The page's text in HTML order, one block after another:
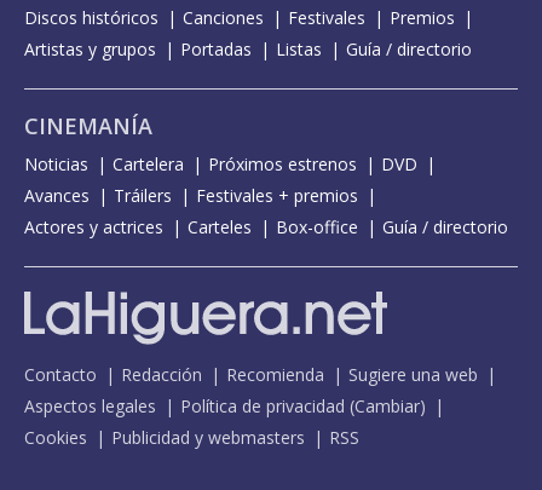
Discos históricos
Canciones Festivales
Premios
Artistas y grupos
Portadas Listas Guía / directorio
CINEMANÍA
Noticias Cartelera Próximos estrenos
DVD
Avances
Tráilers
Festivales + premios
Actores y actrices
Carteles Box-office Guía / directorio
Contacto Redacción Recomienda
Sugiere una web
Aspectos legales
Política de privacidad (Cambiar)
Cookies
Publicidad y webmasters RSS